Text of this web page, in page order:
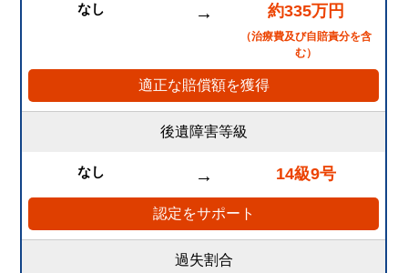
なし → 約335万円
（治療費及び自賠責分を含
む）
適正な賠償額を獲得
後遺障害等級
なし → 14級9号
認定をサポート
過失割合